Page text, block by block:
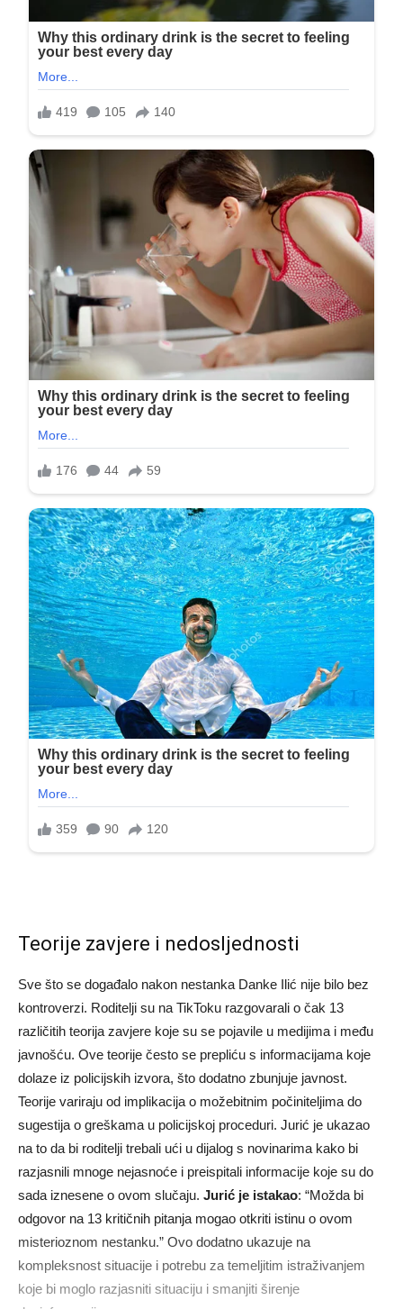
Teorije zavjere i nedosljednosti
Sve što se događalo nakon nestanka Danke Ilić nije bilo bez
kontroverzi. Roditelji su na TikToku razgovarali o čak 13
različitih teorija zavjere koje su se pojavile u medijima i među
javnošću. Ove teorije često se prepliću s informacijama koje
dolaze iz policijskih izvora, što dodatno zbunjuje javnost.
Teorije variraju od implikacija o možebitnim počiniteljima do
sugestija o greškama u policijskoj proceduri. Jurić je ukazao
na to da bi roditelji trebali ući u dijalog s novinarima kako bi
razjasnili mnoge nejasnoće i preispitali informacije koje su do
sada iznesene o ovom slučaju. Jurić je istakao: “Možda bi
odgovor na 13 kritičnih pitanja mogao otkriti istinu o ovom
misterioznom nestanku.” Ovo dodatno ukazuje na
kompleksnost situacije i potrebu za temeljitim istraživanjem
koje bi moglo razjasniti situaciju i smanjiti širenje